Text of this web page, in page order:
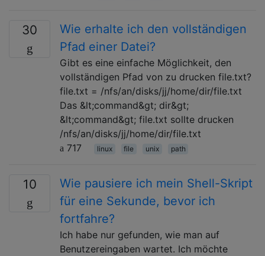
30
Wie erhalte ich den vollständigen
Pfad einer Datei?
Gibt es eine einfache Möglichkeit, den
vollständigen Pfad von zu drucken file.txt?
file.txt = /nfs/an/disks/jj/home/dir/file.txt
Das &lt;command&gt; dir&gt;
&lt;command&gt; file.txt sollte drucken
/nfs/an/disks/jj/home/dir/file.txt
717
linux file unix path
10
Wie pausiere ich mein Shell-Skript
für eine Sekunde, bevor ich
fortfahre?
Ich habe nur gefunden, wie man auf
Benutzereingaben wartet. Ich möchte